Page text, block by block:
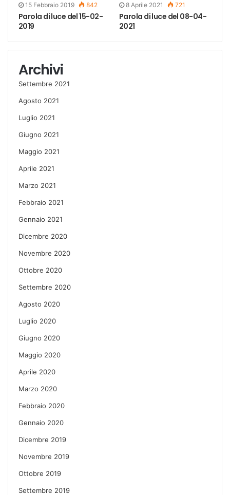
15 Febbraio 2019 842
Parola di luce del 15-02-
2019
8 Aprile 2021 721
Parola di luce del 08-04-
2021
Archivi
Settembre 2021
Agosto 2021
Luglio 2021
Giugno 2021
Maggio 2021
Aprile 2021
Marzo 2021
Febbraio 2021
Gennaio 2021
Dicembre 2020
Novembre 2020
Ottobre 2020
Settembre 2020
Agosto 2020
Luglio 2020
Giugno 2020
Maggio 2020
Aprile 2020
Marzo 2020
Febbraio 2020
Gennaio 2020
Dicembre 2019
Novembre 2019
Ottobre 2019
Settembre 2019